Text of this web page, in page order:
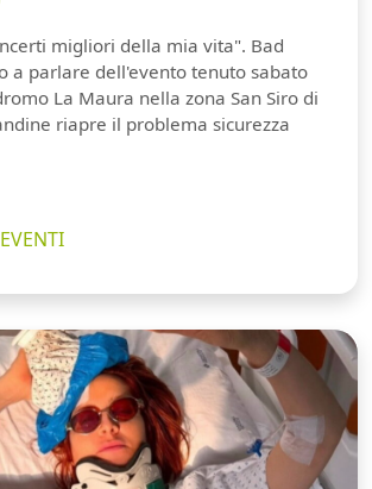
migliori della mia vita". Bad
a parlare dell'evento tenuto sabato
La Maura nella zona San Siro di
riapre il problema sicurezza